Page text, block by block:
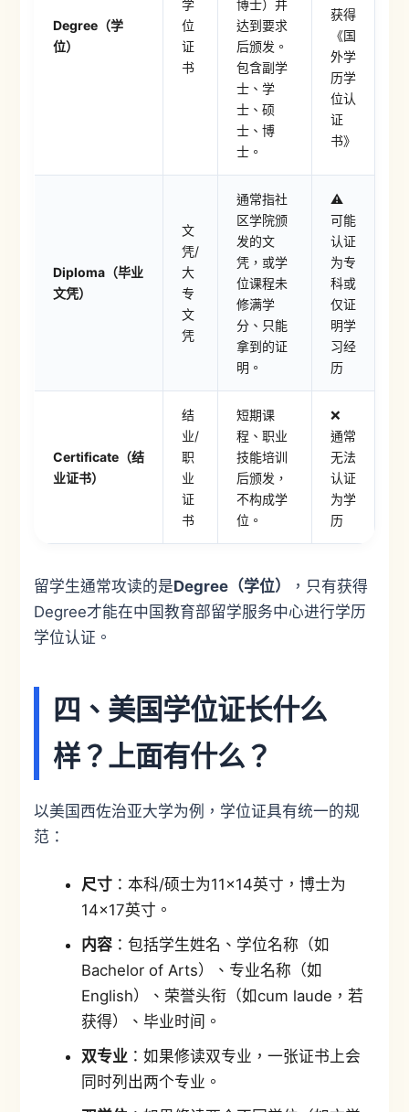
Degree（学
位）
学
位
证
书
博士）并
达到要求
后颁发。
包含副学
士、学
士、硕
士、博
士。
获得
《国
外学
历学
位认
证
书》
Diploma（毕业
文凭）
文
凭/
大
专
文
凭
通常指社
区学院颁
发的文
凭，或学
位课程未
修满学
分、只能
拿到的证
明。
⚠️
可能
认证
为专
科或
仅证
明学
习经
历
Certificate（结
业证书）
结
业/
职
业
证
书
短期课
程、职业
技能培训
后颁发，
不构成学
位。
❌
通常
无法
认证
为学
历
留学生通常攻读的是Degree（学位）
，只有获得
Degree才能在中国教育部留学服务中心进行学历
学位认证。
四、美国学位证长什么
样？上面有什么？
以美国西佐治亚大学为例，学位证具有统一的规
范：
尺寸：本科/硕士为11×14英寸，博士为
14×17英寸。
内容：包括学生姓名、学位名称（如
Bachelor of Arts）、专业名称（如
English）、荣誉头衔（如cum laude，若
获得）、毕业时间。
双专业：如果修读双专业，一张证书上会
同时列出两个专业。